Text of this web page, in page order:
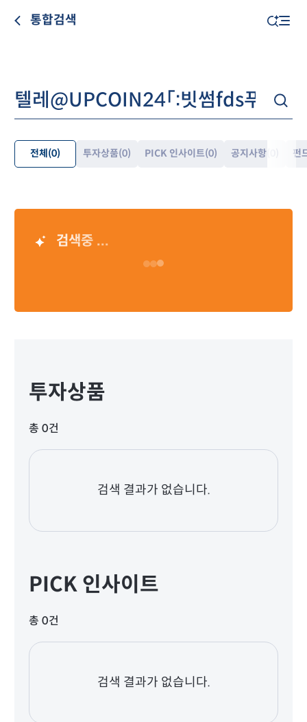
통합검색
전체 (0) 투자상품(0) PICK 인사이트(0) 공지사항 펀
검색중 ...
Loading…
투자상품
총 0건
검색 결과가 없습니다.
PICK 인사이트
총 0건
검색 결과가 없습니다.